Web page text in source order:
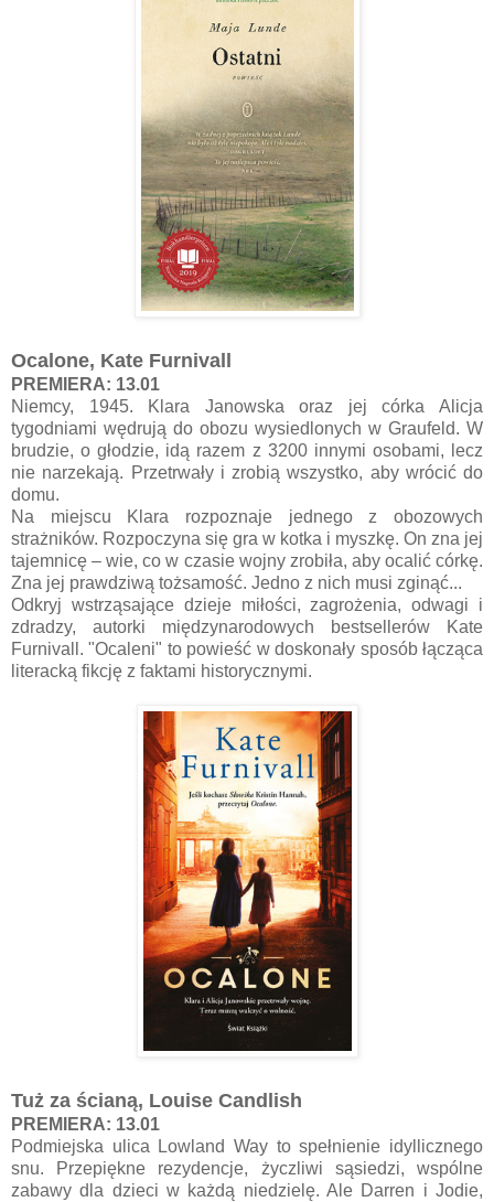
Ocalone, Kate Furnivall
PREMIERA: 13.01
Niemcy, 1945. Klara Janowska oraz jej córka Alicja
tygodniami wędrują do obozu wysiedlonych w Graufeld. W
brudzie, o głodzie, idą razem z 3200 innymi osobami, lecz
nie narzekają. Przetrwały i zrobią wszystko, aby wrócić do
domu.
Na miejscu Klara rozpoznaje jednego z obozowych
strażników. Rozpoczyna się gra w kotka i myszkę. On zna jej
tajemnicę – wie, co w czasie wojny zrobiła, aby ocalić córkę.
Zna jej prawdziwą tożsamość. Jedno z nich musi zginąć...
Odkryj wstrząsające dzieje miłości, zagrożenia, odwagi i
zdradzy, autorki międzynarodowych bestsellerów Kate
Furnivall. "Ocaleni" to powieść w doskonały sposób łącząca
literacką fikcję z faktami historycznymi.
Tuż za ścianą, Louise Candlish
PREMIERA: 13.01
Podmiejska ulica Lowland Way to spełnienie idyllicznego
snu. Przepiękne rezydencje, życzliwi sąsiedzi, wspólne
zabawy dla dzieci w każdą niedzielę. Ale Darren i Jodie,